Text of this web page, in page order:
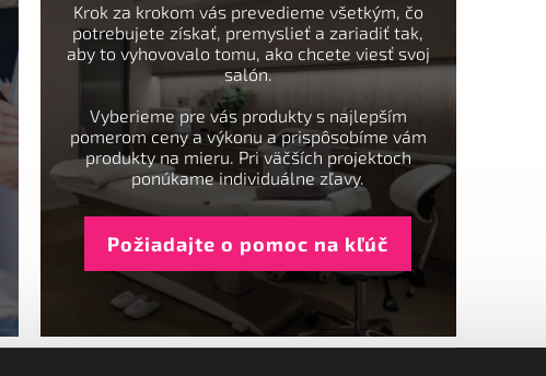
Krok za krokom vás prevedieme všetkým, čo
potrebujete získať, premyslieť a zariadiť tak,
aby to vyhovovalo tomu, ako chcete viesť svoj
salón.
Vyberieme pre vás produkty s najlepším
pomerom ceny a výkonu a prispôsobíme vám
produkty na mieru. Pri väčších projektoch
ponúkame individuálne zľavy.
Požiadajte o pomoc na kľúč